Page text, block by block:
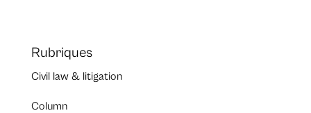
Rubriques
Civil law & litigation
Column